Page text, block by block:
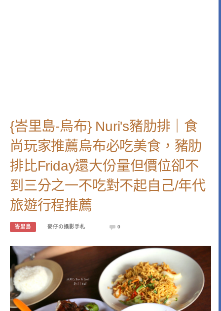
{峇里島-烏布} Nuri's豬肋排｜食
尚玩家推薦烏布必吃美食，豬肋
排比Friday還大份量但價位卻不
到三分之一不吃對不起自己/年代
旅遊行程推薦
峇里島 麥仔の攝影手札 0